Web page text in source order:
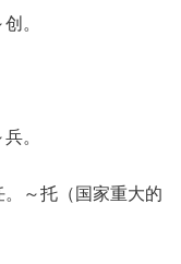
。
。
～托（国家重大的